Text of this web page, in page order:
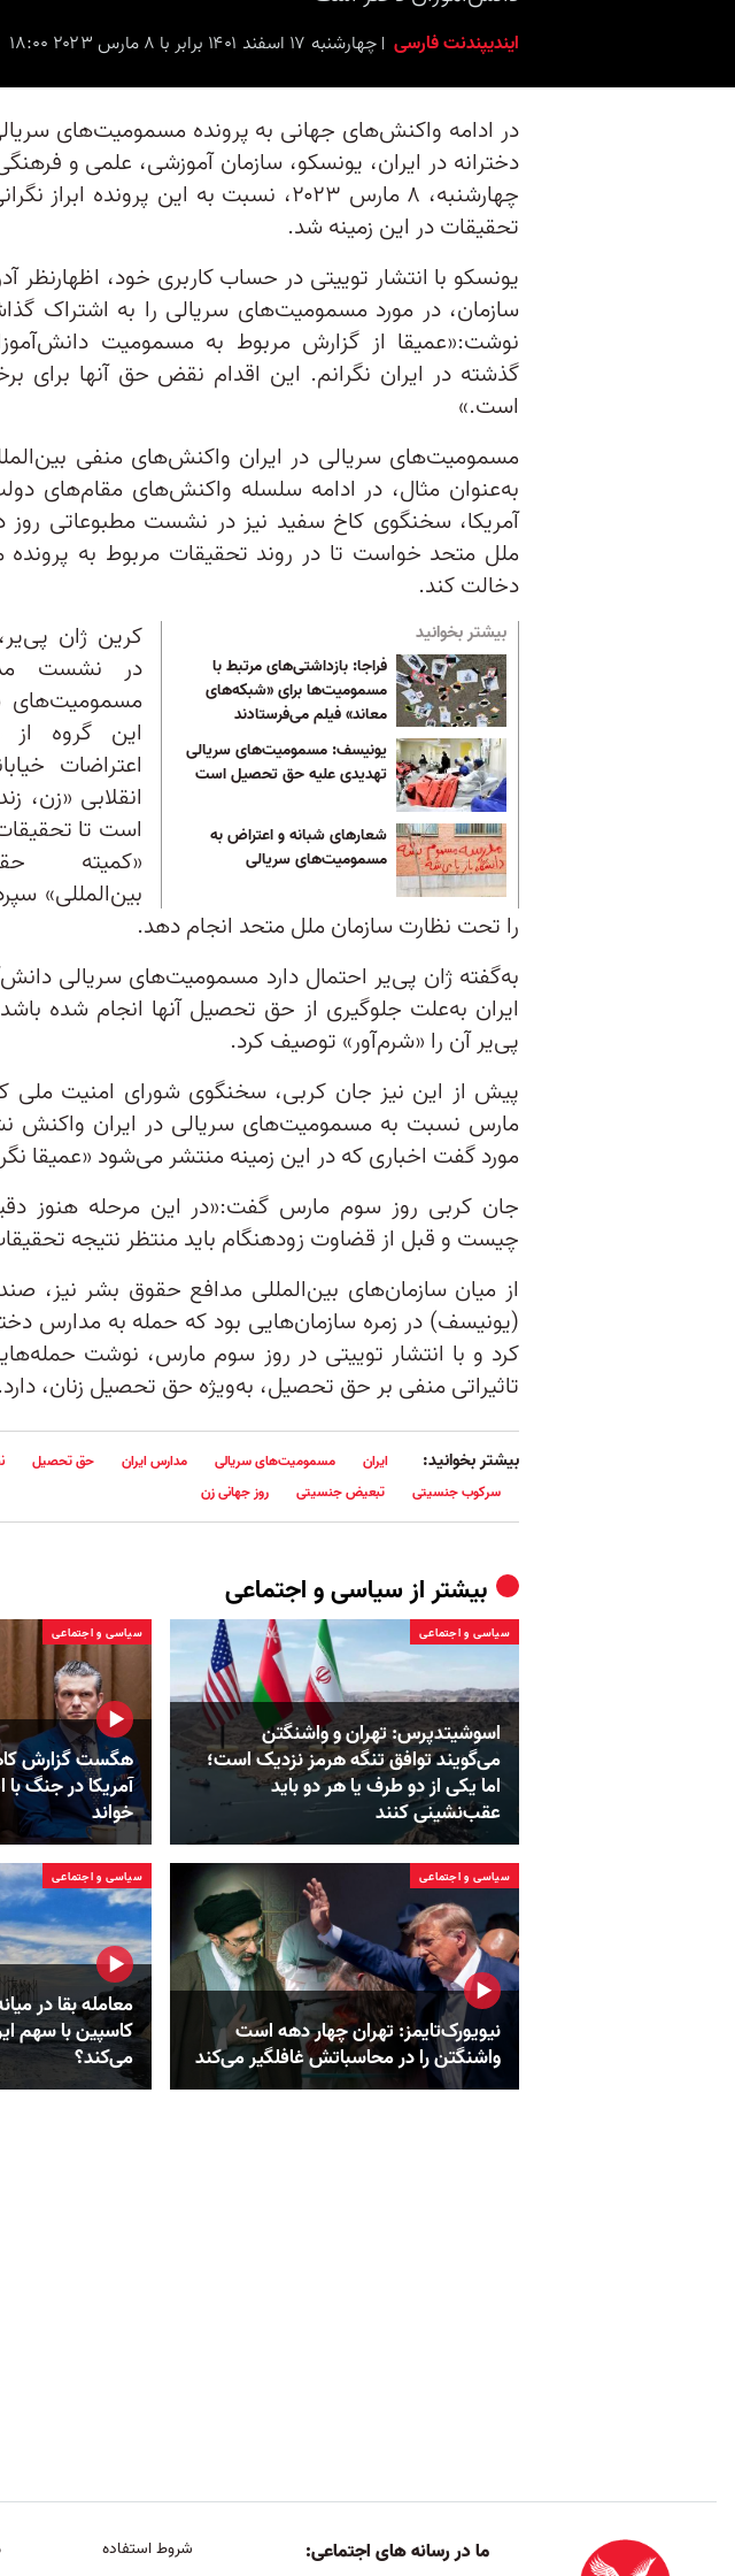
ایندیپندنت فارسی چهارشنبه ۱۷ اسفند ۱۴۰۱ برابر با ۸ مارس ۲۰۲۳ ۱۸:۰۰
در ادامه واکنش‌های جهانی به پرونده مسمومیت‌های
دخترانه در ایران، یونسکو، سازمان آموزشی، علمی و
چهارشنبه، ۸ مارس ۲۰۲۳، نسبت به این پرونده
تحقیقات در این زمینه شد.
یونسکو با انتشار توییتی در حساب کاربری خود، اظهارنظر
سازمان، در مورد مسمومیت‌های سریالی را به اشتراک
نوشت:«عمیقا از گزارش‌ مربوط به مسمومیت
گذشته در ایران نگرانم. این اقدام نقض حق آنها برای
است.»
مسمومیت‌های سریالی در ایران واکنش‌های منفی
به‌عنوان مثال، در ادامه سلسله واکنش‌های مقام‌های
آمریکا، سخنگوی کاخ سفید نیز در نشست مطبوعاتی روز
ملل متحد خواست تا در روند تحقیقات مربوط به
دخالت کند.
بیشتر بخوانید
فراجا: بازداشتی‌های مرتبط با
مسمومیت‌ها برای «شبکه‌های
معاند» فیلم می‌فرستادند
یونیسف: مسمومیت‌های سریالی
تهدیدی علیه حق تحصیل است
شعارهای شبانه و اعتراض‌ به
مسمومیت‌های سریالی
کرین ژان‌
در نشست
مسمومیت‌های
این گروه از
اعتراضات
انقلابی «زن،
است تا
«کمیته
بین‌المللی»
را تحت نظارت سازمان ملل متحد انجام دهد.
به‌گفته ژان‌ پی‌یر احتمال دارد مسمومیت‌های سریالی
ایران به‌علت جلوگیری از حق تحصیل آنها انجام شده
پی‌یر آن را «شرم‌آور» توصیف کرد.
پیش از این نیز جان کربی، سخنگوی شورای امنیت ملی
مارس نسبت به مسمومیت‌های سریالی در ایران واکنش
مورد گفت اخباری که در این زمینه منتشر می‌شود «عمیقا
جان کربی روز سوم مارس گفت:«در این مرحله هنوز
چیست و قبل از قضاوت زودهنگام باید منتظر نتیجه
از میان سازمان‌های بین‌المللی مدافع حقوق بشر نیز،
(یونیسف) در زمره سازمان‌هایی بود که حمله به مدارس
کرد و با انتشار توییتی در روز سوم مارس، نوشت
تاثیراتی منفی بر حق تحصیل، به‌ویژه حق تحصیل زنان، دارد.
بیشتر بخوانید: ایران مسمومیت‌های سریالی مدارس ایران حق تحصیل
سرکوب جنسیتی
تبعیض جنسیتی روز جهانی زن
بیشتر ازسیاسی و اجتماعی
سیاسی و اجتماعی
اسوشیتدپرس: تهران و واشنگتن
می‌گویند توافق تنگه هرمز نزدیک است؛
اما یکی از دو طرف یا هر دو باید
عقب‌نشینی کنند
سیاسی و اجتماعی
هگست گزارش
آمریکا در جنگ با
خواند
سیاسی و اجتماعی
نیویورک‌تایمز: تهران چهار دهه است
واشنگتن را در محاسباتش غافلگیر می‌کند
سیاسی و اجتماعی
معامله بقا در
کاسپین با سهم
می‌کند؟
ما در رسانه های اجتماعی: شروط استفاده